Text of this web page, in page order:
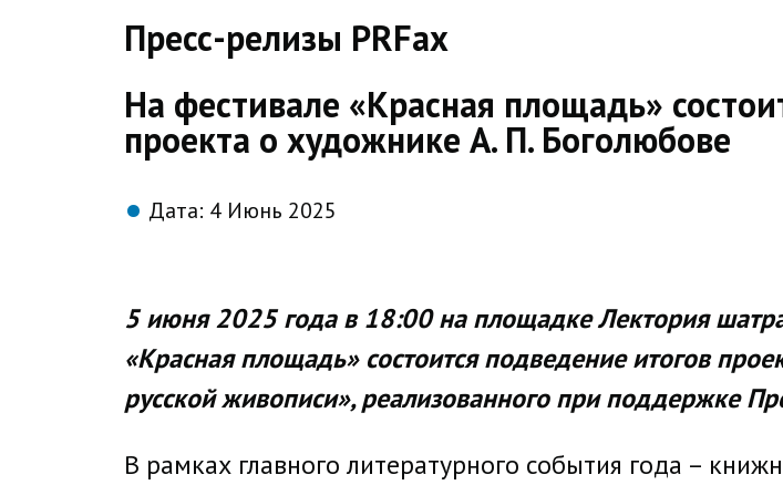
Пресс-релизы PRFax
На фестивале «Красная площадь»
проекта о художнике А. П. Боголюбове
Дата: 4 Июнь 2025
5 июня 2025 года в 18:00 на площадке Лектория
«Красная площадь» состоится подведение итогов
русской живописи», реализованного при поддержке
В рамках главного литературного события года –